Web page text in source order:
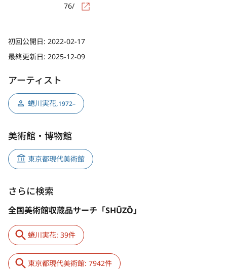
76/
初回公開日: 2022-02-17
最終更新日: 2025-12-09
アーティスト
蜷川実花,1972–
美術館・博物館
東京都現代美術館
さらに検索
全国美術館収蔵品サーチ「SHŪZŌ」
蜷川実花: 39件
東京都現代美術館: 7942件